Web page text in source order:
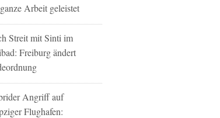
Arbeit geleistet
Streit mit Sinti im
Freiburg ändert
Angriff auf
Flughafen: